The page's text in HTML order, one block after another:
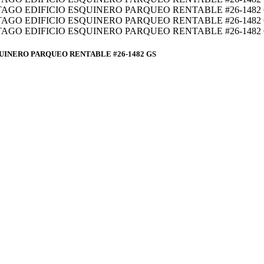
PARQUEO RENTABLE #26-1482 GS